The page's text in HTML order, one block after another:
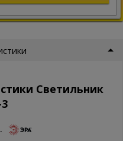
Светильник